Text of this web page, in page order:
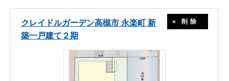
クレイドルガーデン高槻市 永楽町 新
築一戸建て２期
削除